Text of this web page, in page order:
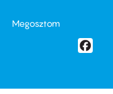
Megosztom